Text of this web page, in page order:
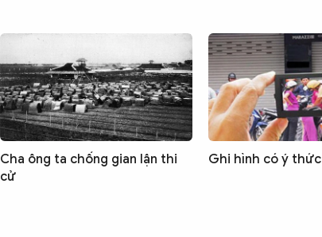
Cha ông ta chống gian lận thi
cử
Ghi hình có ý thức